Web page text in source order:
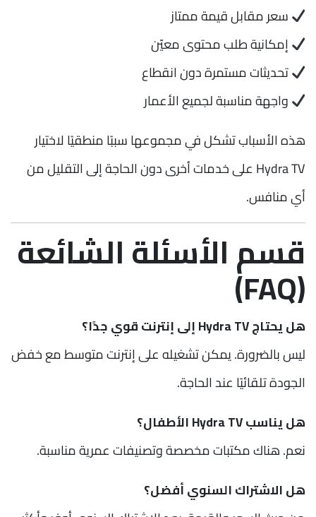
سعر مقابل قيمة ممتاز
إمكانية طلب محتوى معيّن
تحديثات مستمرة دون انقطاع
واجهة مناسبة لجميع الأعمار
هذه الأسباب تشكل في مجموعها سببًا منطقيًا لاختيار
Hydra TV على خدمات أخرى دون الحاجة إلى التقليل من
أي منافس.
قسم الأسئلة الشائعة
(FAQ)
هل يحتاج Hydra TV إلى إنترنت قوي جدًا؟
ليس بالضرورة. يمكن تشغيله على إنترنت متوسط مع خفض
الجودة تلقائيًا عند الحاجة.
هل يناسب Hydra TV الأطفال؟
نعم. هناك مكتبات مخصصة وتصنيفات عمرية مناسبة.
هل الاشتراك السنوي أفضل؟